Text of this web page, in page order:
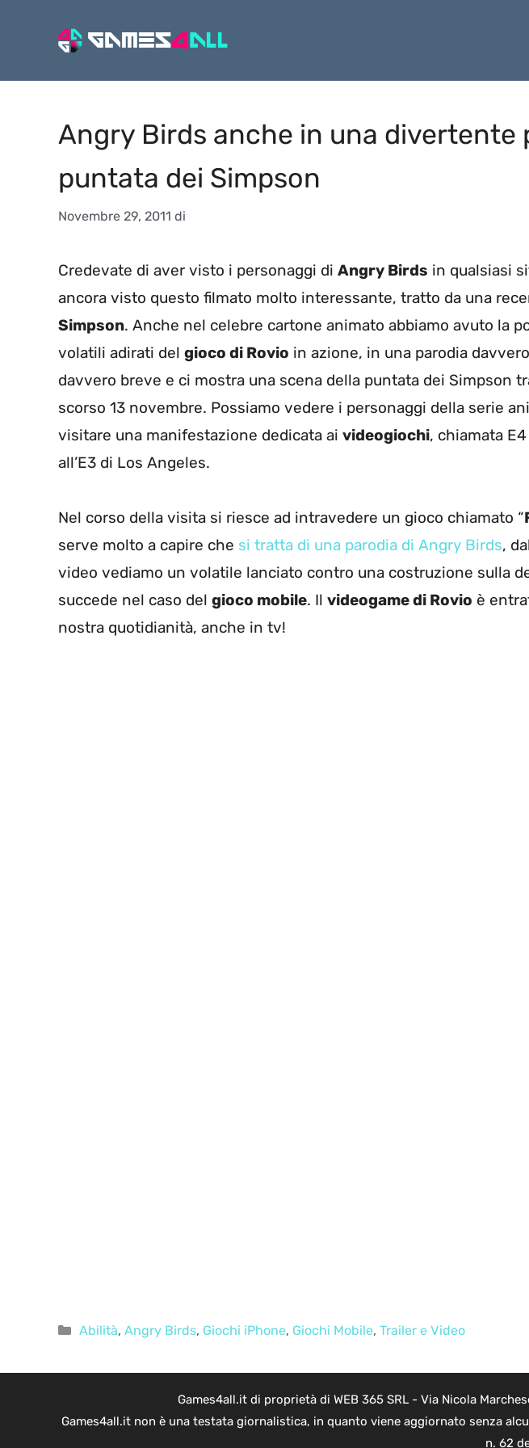
Angry Birds anche in una divertente
puntata dei Simpson
Novembre 29, 2011 di
Credevate di aver visto i personaggi di Angry Birds in qualsiasi
ancora visto questo filmato molto interessante, tratto da una
Simpson. Anche nel celebre cartone animato abbiamo avuto la
volatili adirati del gioco di Rovio in azione, in una parodia
davvero breve e ci mostra una scena della puntata dei Simpson
scorso 13 novembre. Possiamo vedere i personaggi della serie
visitare una manifestazione dedicata ai videogiochi, chiamata
all’E3 di Los Angeles.
Nel corso della visita si riesce ad intravedere un gioco chiamato “
serve molto a capire che si tratta di una parodia di Angry Birds,
video vediamo un volatile lanciato contro una costruzione sulla
succede nel caso del gioco mobile. Il videogame di Rovio è
nostra quotidianità, anche in tv!
Categorie
Abilità, Angry Birds, Giochi iPhone, Giochi Mobile, Trailer e Video
Games4all.it di proprietà di WEB 365 SRL - Via Nicola
Games4all.it non è una testata giornalistica, in quanto viene aggiornato senza
n. 62